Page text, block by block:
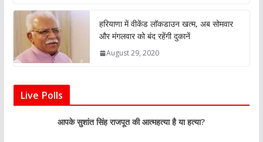
हरियाणा में वीकेंड लॉकडाउन खत्म, अब सोमवार
और मंगलवार को बंद रहेंगी दुकानें
August 29, 2020
Live Polls
आपके सुशांत सिंह राजपूत की आत्महत्या है या हत्या?